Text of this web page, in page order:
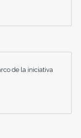
de la iniciativa